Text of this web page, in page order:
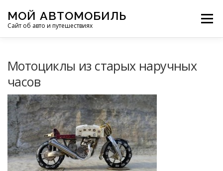
содержимому
МОЙ АВТОМОБИЛЬ
Сайт об авто и путешествиях
Меню
МОТОЦИКЛЫ ЭТО ИНТЕРЕСНО
ФОТООТЧЕТЫ ОСТАЛЬНОЕ
Мотоциклы из старых наручных
часов